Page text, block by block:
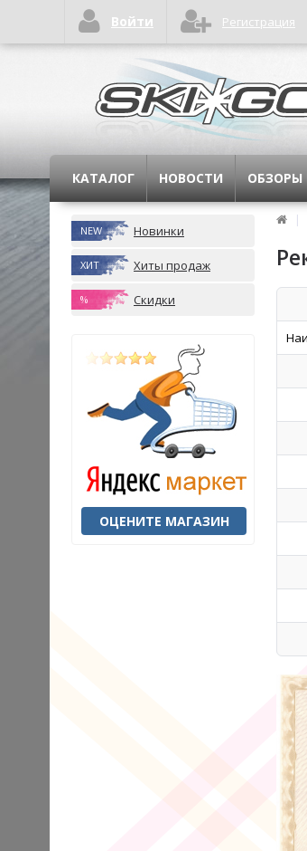
КАТАЛОГ НОВОСТИ ОБЗОРЫ
NEW Новинки
ХИТ Хиты продаж
% Скидки
ОЦЕНИТЕ МАГАЗИН
|
Войти Регистрация